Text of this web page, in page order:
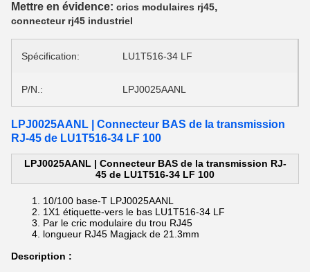
Mettre en évidence: crics modulaires rj45,
connecteur rj45 industriel
Spécification: LU1T516-34 LF
P/N.: LPJ0025AANL
LPJ0025AANL | Connecteur BAS de la transmission
RJ-45 de LU1T516-34 LF 100
LPJ0025AANL | Connecteur BAS de la transmission RJ-
45 de LU1T516-34 LF 100
10/100 base-T LPJ0025AANL
1X1 étiquette-vers le bas LU1T516-34 LF
Par le cric modulaire du trou RJ45
longueur RJ45 Magjack de 21.3mm
Description :